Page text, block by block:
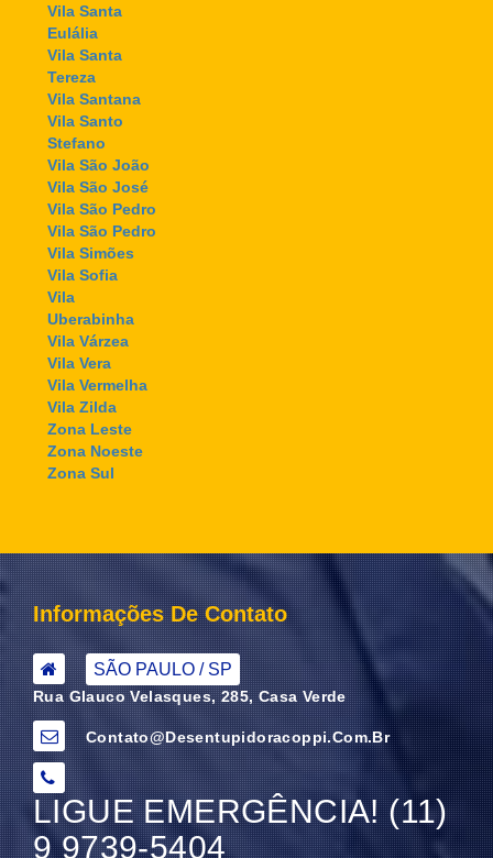
Vila Santa
Eulália
Vila Santa
Tereza
Vila Santana
Vila Santo
Stefano
Vila São João
Vila São José
Vila São Pedro
Vila São Pedro
Vila Simões
Vila Sofia
Vila
Uberabinha
Vila Várzea
Vila Vera
Vila Vermelha
Vila Zilda
Zona Leste
Zona Noeste
Zona Sul
Informações De Contato
SÃO PAULO / SP
Rua Glauco Velasques, 285, Casa Verde
Contato@desentupidoracoppi.com.br
LIGUE EMERGÊNCIA! (11)
9 9739-5404